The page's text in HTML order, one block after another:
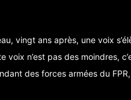
vingt ans après, une voix
voix n’est pas des moindres,
des forces armées du